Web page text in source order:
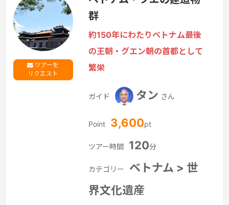
ツアーを
リクエスト
群
約150年にわたりベトナム最後
の王朝・グエン朝の首都として
繁栄
ガイド タン さん
Point 3,600pt
ツアー時間 120分
カテゴリー
ベトナム > 世
界文化遺産